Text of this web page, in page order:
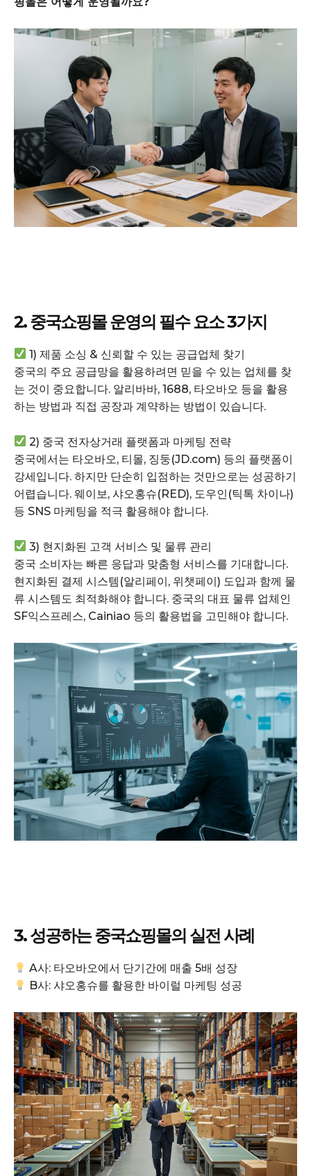
2. 중국쇼핑몰 운영의 필수 요소 3가지
1) 제품 소싱 & 신뢰할 수 있는 공급업체 찾기
중국의 주요 공급망을 활용하려면 믿을 수 있는 업체를 찾
는 것이 중요합니다. 알리바바, 1688, 타오바오 등을 활용
하는 방법과 직접 공장과 계약하는 방법이 있습니다.
2) 중국 전자상거래 플랫폼과 마케팅 전략
중국에서는 타오바오, 티몰, 징둥(JD.com) 등의 플랫폼이
강세입니다. 하지만 단순히 입점하는 것만으로는 성공하기
어렵습니다. 웨이보, 샤오홍슈(RED), 도우인(틱톡 차이나)
등 SNS 마케팅을 적극 활용해야 합니다.
3) 현지화된 고객 서비스 및 물류 관리
중국 소비자는 빠른 응답과 맞춤형 서비스를 기대합니다.
현지화된 결제 시스템(알리페이, 위챗페이) 도입과 함께 물
류 시스템도 최적화해야 합니다. 중국의 대표 물류 업체인
SF익스프레스, Cainiao 등의 활용법을 고민해야 합니다.
3. 성공하는 중국쇼핑몰의 실전 사례
A사: 타오바오에서 단기간에 매출 5배 성장
B사: 샤오홍슈를 활용한 바이럴 마케팅 성공